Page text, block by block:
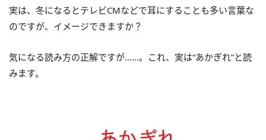
実は、冬になるとテレビCMなどで耳にすることも多い言葉な
のですが、イメージできますか？
気になる読み方の正解ですが……。これ、実は“あかぎれ”と読
みます。